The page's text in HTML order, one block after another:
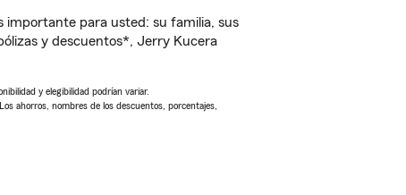
importante para usted: su familia, sus
y descuentos*, Jerry Kucera
y elegibilidad podrían variar.
ahorros, nombres de los descuentos, porcentajes,